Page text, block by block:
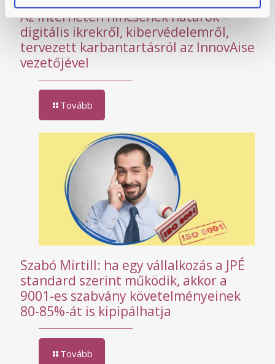
Az interneten nincsenek határok –
digitális ikrekről, kibervédelemről,
tervezett karbantartásról az InnovAise
vezetőjével
Tovább
Szabó Mirtill: ha egy vállalkozás a JPÉ
standard szerint működik, akkor a
9001-es szabvány követelményeinek
80-85%-át is kipipálhatja
Tovább